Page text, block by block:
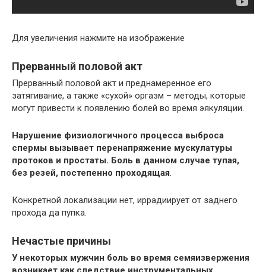
Для увеличения нажмите на изображение
Прерванный половой акт
Прерванный половой акт и преднамеренное его
затягивание, а также «сухой» оргазм – методы, которые
могут привести к появлению болей во время эякуляции.
Нарушение физиологичного процесса выброса
спермы вызывает перенапряжение мускулатуры
протоков и простаты. Боль в данном случае тупая,
без резей, постепенно проходящая.
Конкретной локализации нет, иррадиирует от заднего
прохода да пупка.
Нечастые причины
У некоторых мужчин боль во время семяизвержения